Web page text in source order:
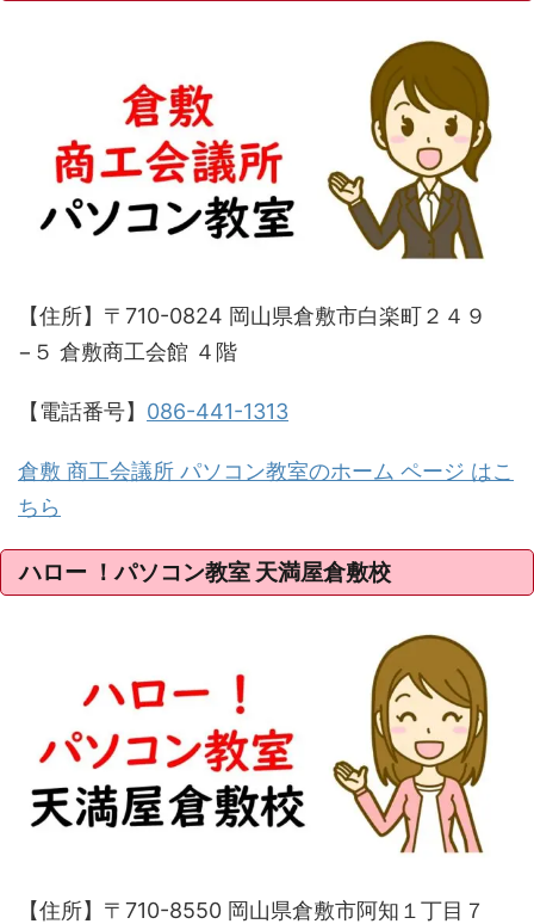
【住所】〒710-0824 岡山県倉敷市白楽町２４９
−５ 倉敷商工会館 ４階
【電話番号】 086-441-1313
倉敷 商工会議所 パソコン教室のホーム ページ はこ
ちら
ハロー ！パソコン教室 天満屋倉敷校
【住所】〒710-8550 岡山県倉敷市阿知１丁目７